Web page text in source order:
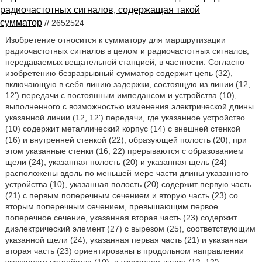
радиочастотных сигналов, содержащая такой
сумматор // 2652524
Изобретение относится к сумматору для маршрутизации
радиочастотных сигналов в целом и радиочастотных сигналов,
передаваемых вещательной станцией, в частности. Согласно
изобретению безразрывный сумматор содержит цепь (32),
включающую в себя линию задержки, состоящую из линии (12,
12') передачи с постоянным импедансом и устройства (10),
выполненного с возможностью изменения электрической длины
указанной линии (12, 12') передачи, где указанное устройство
(10) содержит металлический корпус (14) с внешней стенкой
(16) и внутренней стенкой (22), образующей полость (20), при
этом указанные стенки (16, 22) прерываются с образованием
щели (24), указанная полость (20) и указанная щель (24)
расположены вдоль по меньшей мере части длины указанного
устройства (10), указанная полость (20) содержит первую часть
(21) с первым поперечным сечением и вторую часть (23) со
вторым поперечным сечением, превышающим первое
поперечное сечение, указанная вторая часть (23) содержит
диэлектрический элемент (27) с вырезом (25), соответствующим
указанной щели (24), указанная первая часть (21) и указанная
вторая часть (23) ориентированы в продольном направлении